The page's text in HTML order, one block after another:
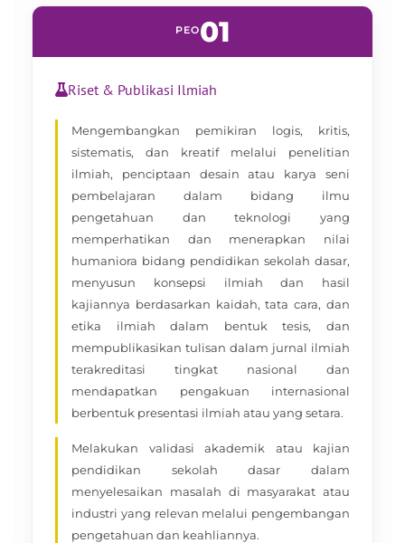
PEO01
Riset & Publikasi Ilmiah
Mengembangkan pemikiran logis, kritis,
sistematis, dan kreatif melalui penelitian
ilmiah, penciptaan desain atau karya seni
pembelajaran dalam bidang ilmu
pengetahuan dan teknologi yang
memperhatikan dan menerapkan nilai
humaniora bidang pendidikan sekolah dasar,
menyusun konsepsi ilmiah dan hasil
kajiannya berdasarkan kaidah, tata cara, dan
etika ilmiah dalam bentuk tesis, dan
mempublikasikan tulisan dalam jurnal ilmiah
terakreditasi tingkat nasional dan
mendapatkan pengakuan internasional
berbentuk presentasi ilmiah atau yang setara.
Melakukan validasi akademik atau kajian
pendidikan sekolah dasar dalam
menyelesaikan masalah di masyarakat atau
industri yang relevan melalui pengembangan
pengetahuan dan keahliannya.